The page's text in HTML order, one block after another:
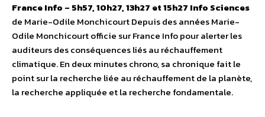
France Info – 5h57, 10h27, 13h27 et 15h27 Info Sciences
de Marie-Odile Monchicourt Depuis des années Marie-
Odile Monchicourt officie sur France Info pour alerter les
auditeurs des conséquences liés au réchauffement
climatique. En deux minutes chrono, sa chronique fait le
point sur la recherche liée au réchauffement de la planète,
la recherche appliquée et la recherche fondamentale.